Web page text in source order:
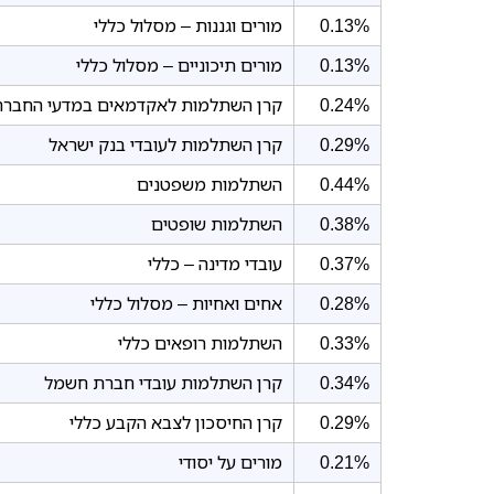
מורים וגננות – מסלול כללי
0.13%
מורים תיכוניים – מסלול כללי
0.13%
קרן השתלמות לאקדמאים במדעי
0.24%
קרן השתלמות לעובדי בנק ישראל
0.29%
השתלמות משפטנים
0.44%
השתלמות שופטים
0.38%
עובדי מדינה – כללי
0.37%
אחים ואחיות – מסלול כללי
0.28%
השתלמות רופאים כללי
0.33%
קרן השתלמות עובדי חברת חשמל
0.34%
קרן החיסכון לצבא הקבע כללי
0.29%
מורים על יסודי
0.21%